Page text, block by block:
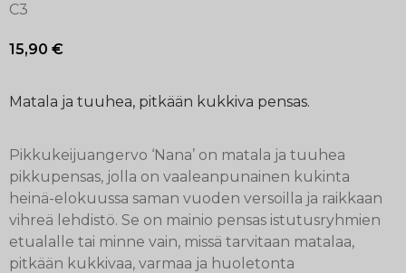
C3
15,90 €
Matala ja tuuhea, pitkään kukkiva pensas.
Pikkukeijuangervo ‘Nana’ on matala ja tuuhea
pikkupensas, jolla on vaaleanpunainen kukinta
heinä-elokuussa saman vuoden versoilla ja raikkaan
vihreä lehdistö. Se on mainio pensas istutusryhmien
etualalle tai minne vain, missä tarvitaan matalaa,
pitkään kukkivaa, varmaa ja huoletonta